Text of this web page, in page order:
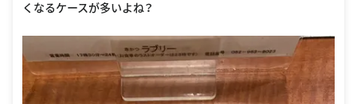
くなるケースが多いよね？